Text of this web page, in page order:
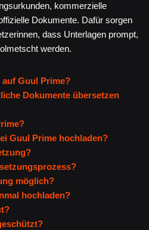
kommerzielle
Dokumente. Dafür sorgen
dass Unterlagen prompt,
werden.
Guul Prime?
Dokumente übersetzen
Guul Prime hochladen?
möglich?
hochladen?